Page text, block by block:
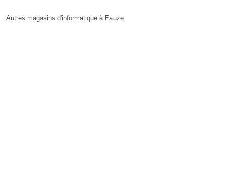
Autres magasins d'informatique à Eauze